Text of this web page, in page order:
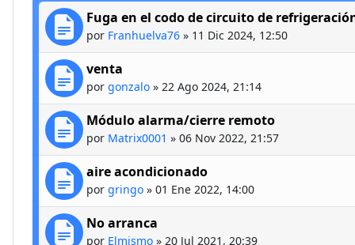
Fuga en el codo de circuito de
por Franhuelva76 » 11 Dic 2024, 12:50
venta
por gonzalo » 22 Ago 2024, 21:14
Módulo alarma/cierre remoto
por Matrix0001 » 06 Nov 2022, 21:57
aire acondicionado
por gringo » 01 Ene 2022, 14:00
No arranca
por Elmismo » 20 Jul 2021, 20:39